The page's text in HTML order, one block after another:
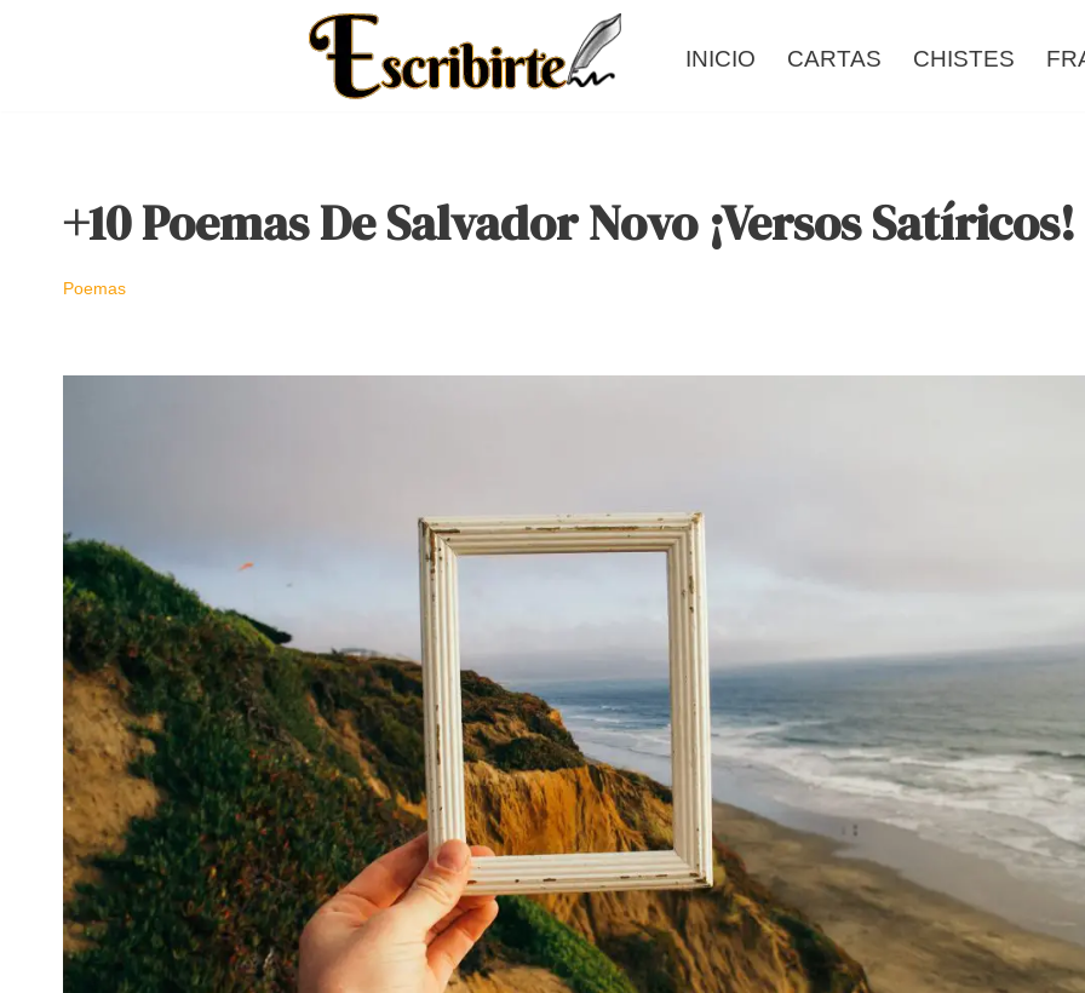
INICIO CARTAS CHISTES
+10 Poemas De Salvador Novo ¡Versos Satíricos!
Poemas